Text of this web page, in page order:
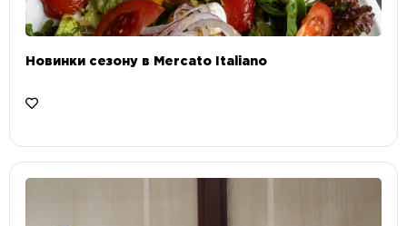
Новинки сезону в Mercato Italiano